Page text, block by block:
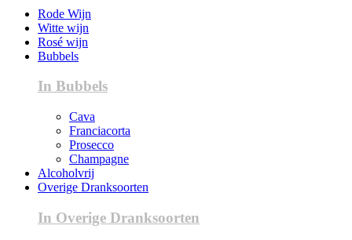
Rode Wijn
Witte wijn
Rosé wijn
Bubbels
In Bubbels
Cava
Franciacorta
Prosecco
Champagne
Alcoholvrij
Overige Dranksoorten
In Overige Dranksoorten